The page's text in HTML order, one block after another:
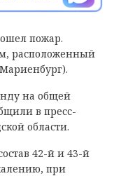
пожар.
расположенный
на общей
в пресс-
области.
42-й и 43-й
при